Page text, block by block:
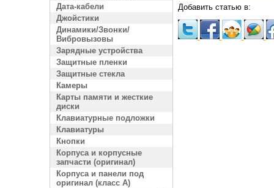
Дата-кабели
Джойстики
Динамики/Звонки/
Вибровызовы
Зарядные устройства
Защитные пленки
Защитные стекла
Камеры
Карты памяти и жесткие
диски
Клавиатурные подложки
Клавиатуры
Кнопки
Корпуса и корпусные
запчасти (оригинал)
Корпуса и панели под
оригинал (класс A)
Добавить статью в: